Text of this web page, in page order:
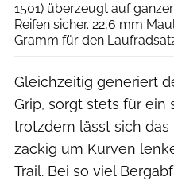
1501) überzeugt auf
Reifen sicher. 22,6 mm
Gramm für den
Gleichzeitig generiert
Grip, sorgt stets für ein
trotzdem lässt sich das
zackig um Kurven
Trail. Bei so viel